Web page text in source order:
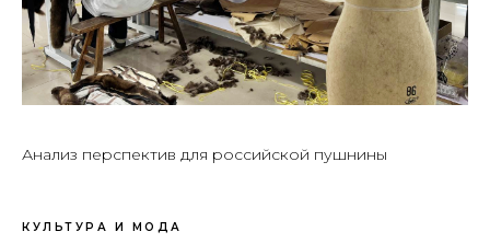
Анализ перспектив для российской пушнины
КУЛЬТУРА И МОДА